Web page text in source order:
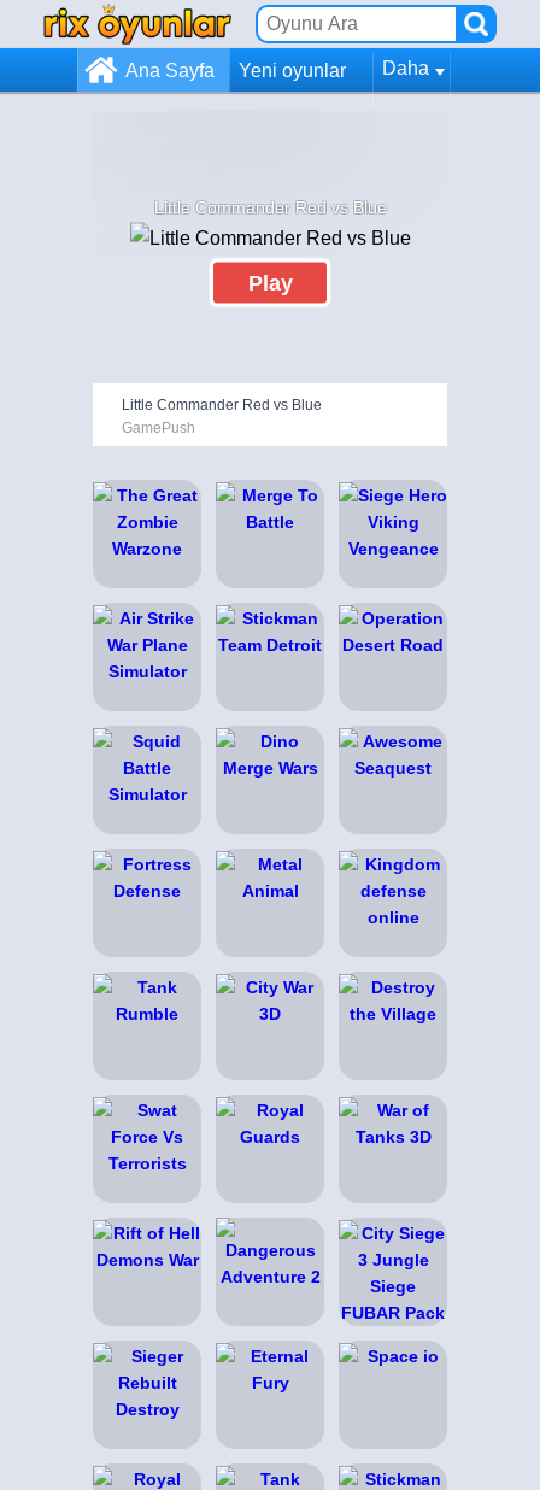
Ana Sayfa Yeni oyunlar Daha
Little Commander Red vs Blue
Play
Little Commander Red vs Blue
GamePush